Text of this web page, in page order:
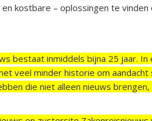
kostbare – oplossingen te
bestaat inmiddels bijna 25 jaar.
veel minder historie om
die niet alleen nieuws